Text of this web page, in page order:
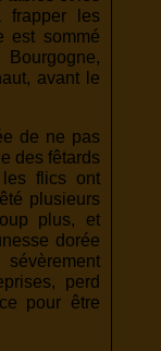
les
est sommé
avant le
de ne pas
des fêtards
les flics ont
plusieurs
plus, et
dorée
perd
pour être